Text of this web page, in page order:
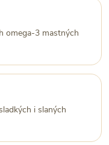
omega-3 mastných
i slaných